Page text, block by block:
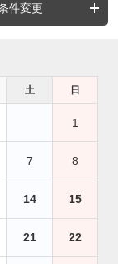
件変更
土 日
1
7 8
14 15
21 22